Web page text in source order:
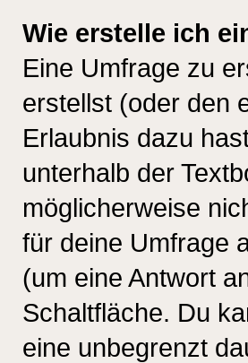
Wie erstelle ich
Eine Umfrage zu
erstellst (oder den
Erlaubnis dazu
unterhalb der
möglicherweise
für deine Umfrage
(um eine Antwort
Schaltfläche. Du
eine unbegrenzt